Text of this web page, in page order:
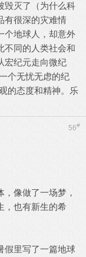
毁灭了（为什么科
有很深的灾难情
个地球人，却意外
不同的人类社会和
宏纪元走向微纪
个无忧无虑的纪
的态度和精神。乐
56#
像做了一场梦，
，也有新生的希
假里写了一篇地球